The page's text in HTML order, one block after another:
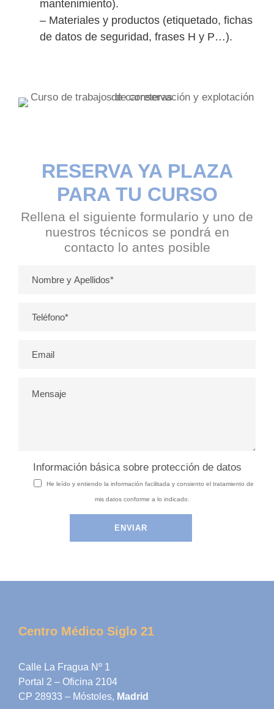
mantenimiento).
– Materiales y productos (etiquetado, fichas
de datos de seguridad, frases H y P…).
RESERVA YA PLAZA
PARA TU CURSO
Rellena el siguiente formulario y uno de
nuestros técnicos se pondrá en
contacto lo antes posible
Información básica sobre protección de datos
He leído y entiendo la información facilitada y consiento el tratamiento de
mis datos conforme a lo indicado.
Centro Médico Siglo 21
Calle La Fragua Nº 1
Portal 2 – Oficina 2104
CP 28933 – Móstoles, Madrid